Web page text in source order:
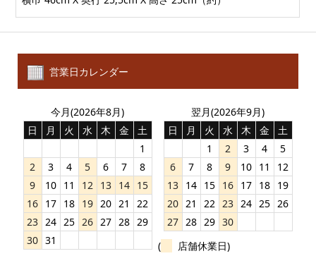
営業日カレンダー
今月(2026年8月)
日
月 火 水 木 金
土
1
2
3 4 5 6 7
8
9
10 11 12 13 14 15
16 17 18 19 20 21
22
23 24 25 26 27 28 29
30 31
翌月(2026年9月)
日
月 火 水 木 金
土
1
2 3 4
5
6
7 8 9 10 11
12
13 14 15 16 17 18 19
20 21 22 23 24 25 26
27 28 29 30
(
店舗休業日)